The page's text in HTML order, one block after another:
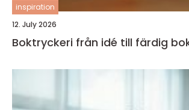
inspiration
12. July 2026
Boktryckeri från idé till